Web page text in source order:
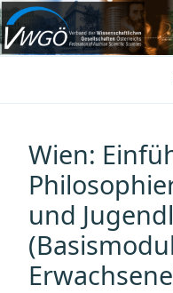
Zum
Inhalt
springenVWGÖ
Federation of Austrian
Wien:
und